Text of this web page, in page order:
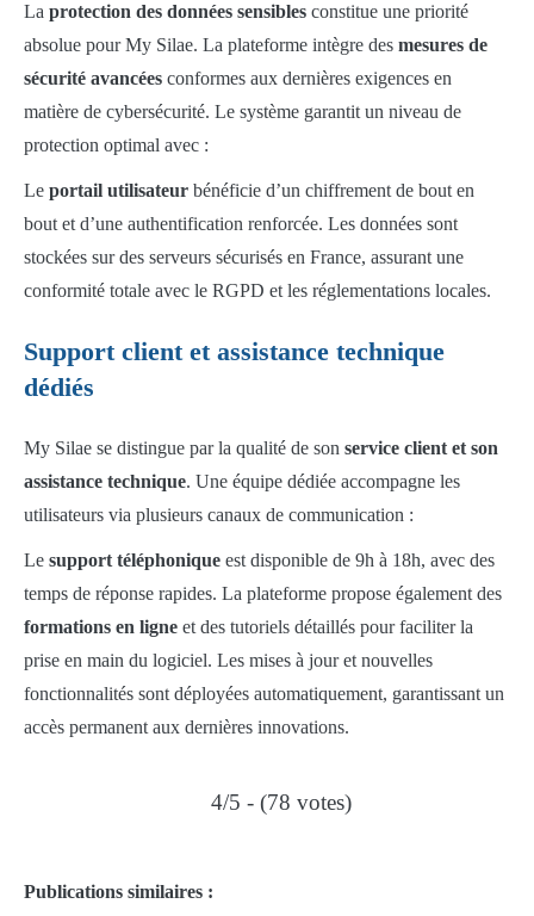
La protection des données sensibles constitue une priorité
absolue pour My Silae. La plateforme intègre des mesures de
sécurité avancées conformes aux dernières exigences en
matière de cybersécurité. Le système garantit un niveau de
protection optimal avec :
Le portail utilisateur bénéficie d’un chiffrement de bout en
bout et d’une authentification renforcée. Les données sont
stockées sur des serveurs sécurisés en France, assurant une
conformité totale avec le RGPD et les réglementations locales.
Support client et assistance technique
dédiés
My Silae se distingue par la qualité de son service client et son
assistance technique. Une équipe dédiée accompagne les
utilisateurs via plusieurs canaux de communication :
Le support téléphonique est disponible de 9h à 18h, avec des
temps de réponse rapides. La plateforme propose également des
formations en ligne et des tutoriels détaillés pour faciliter la
prise en main du logiciel. Les mises à jour et nouvelles
fonctionnalités sont déployées automatiquement, garantissant un
accès permanent aux dernières innovations.
4/5 - (78 votes)
Publications similaires :